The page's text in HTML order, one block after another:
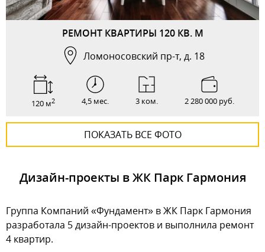
РЕМОНТ КВАРТИРЫ 120 КВ. М
Ломоносовский пр-т, д. 18
120 м2 4,5 мес. 3 ком. 2 280 000 руб.
ПОКАЗАТЬ ВСЕ ФОТО
Дизайн-проекты в ЖК Парк Гармония
Группа Компаний «Фундамент» в ЖК Парк Гармония
разработала 5 дизайн-проектов и выполнила ремонт
4 квартир.